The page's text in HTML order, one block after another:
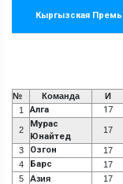
Кыргызская
№ Команда И
1
Алга 17
2
Мурас
Юнайтед
17
3 Озгон 17
4 Барс 17
5 Азия 17